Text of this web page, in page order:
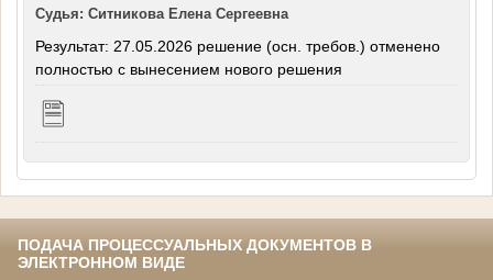
Судья: Ситникова Елена Сергеевна
Результат: 27.05.2026 решение (осн. требов.) отменено
полностью с вынесением нового решения
ПОДАЧА ПРОЦЕССУАЛЬНЫХ ДОКУМЕНТОВ В
ЭЛЕКТРОННОМ ВИДЕ